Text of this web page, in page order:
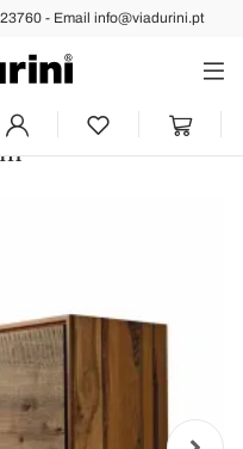
- Email info@viadurini.pt
Anterior Próximo
com 3 portas
natural, L 215 x